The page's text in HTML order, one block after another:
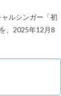
ルシンガー「初
、2025年12月8